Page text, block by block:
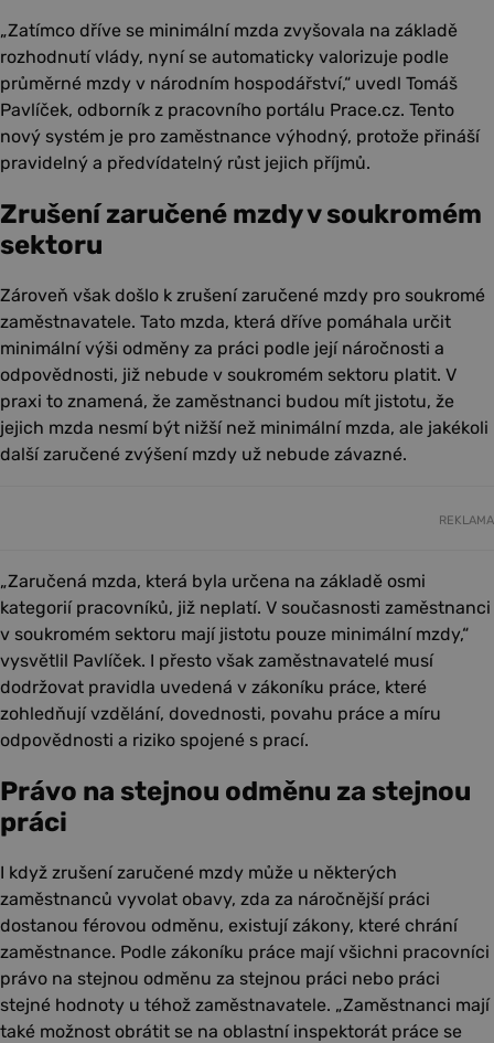
„Zatímco dříve se minimální mzda zvyšovala na základě
rozhodnutí vlády, nyní se automaticky valorizuje podle
průměrné mzdy v národním hospodářství,“ uvedl Tomáš
Pavlíček, odborník z pracovního portálu Prace.cz. Tento
nový systém je pro zaměstnance výhodný, protože přináší
pravidelný a předvídatelný růst jejich příjmů.
Zrušení zaručené mzdy v soukromém
sektoru
Zároveň však došlo k zrušení zaručené mzdy pro soukromé
zaměstnavatele. Tato mzda, která dříve pomáhala určit
minimální výši odměny za práci podle její náročnosti a
odpovědnosti, již nebude v soukromém sektoru platit. V
praxi to znamená, že zaměstnanci budou mít jistotu, že
jejich mzda nesmí být nižší než minimální mzda, ale jakékoli
další zaručené zvýšení mzdy už nebude závazné.
REKLAMA
„Zaručená mzda, která byla určena na základě osmi
kategorií pracovníků, již neplatí. V současnosti zaměstnanci
v soukromém sektoru mají jistotu pouze minimální mzdy,“
vysvětlil Pavlíček. I přesto však zaměstnavatelé musí
dodržovat pravidla uvedená v zákoníku práce, které
zohledňují vzdělání, dovednosti, povahu práce a míru
odpovědnosti a riziko spojené s prací.
Právo na stejnou odměnu za stejnou
práci
I když zrušení zaručené mzdy může u některých
zaměstnanců vyvolat obavy, zda za náročnější práci
dostanou férovou odměnu, existují zákony, které chrání
zaměstnance. Podle zákoníku práce mají všichni pracovníci
právo na stejnou odměnu za stejnou práci nebo práci
stejné hodnoty u téhož zaměstnavatele. „Zaměstnanci mají
také možnost obrátit se na oblastní inspektorát práce se